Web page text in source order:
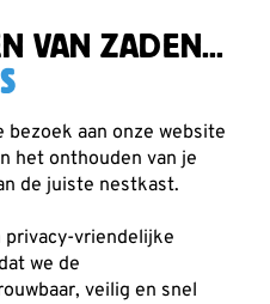
VAN ZADEN...
aan onze website
het onthouden van je
de juiste nestkast.
privacy-vriendelijke
we de
veilig en snel